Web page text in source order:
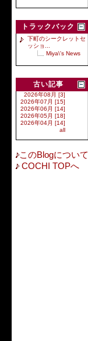
トラックバック
下町のシークレットセ
ッショ...
Miya\'s News
古い記事
2026年08月 [3]
2026年07月 [15]
2026年06月 [14]
2026年05月 [18]
2026年04月 [14]
all
このBlogについて
COCHI TOPへ